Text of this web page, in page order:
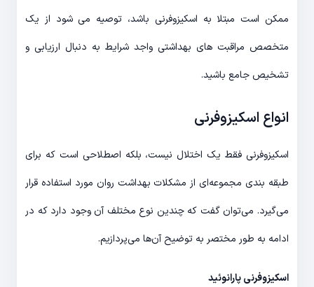
ممکن است مبتلا به اسکیزوفرنی باشد، توصیه می شود از یک
متخصص مراقبت های بهداشتی واجد شرایط به دنبال ارزیابی و
تشخیص جامع باشید.
انواع اسکیزوفرنی
اسکیزوفرنی فقط یک اختلال نیست، بلکه اصطلاحی است که برای
طبقه بندی مجموعه‌ای از مشکلات بهداشت روان مورد استفاده قرار
می‌گیرد. می‌توان گفت که چندین نوع مختلف آن وجود دارد که در
ادامه به طور مختصر به توضیح آن‌ها می‌پردازیم.
اسکیزوفرنی پارانوئید